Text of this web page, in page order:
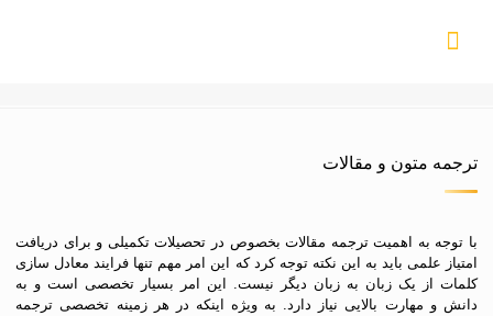
ترجمه متون و مقالات
با توجه به اهمیت ترجمه مقالات بخصوص در تحصیلات تکمیلی و برای دریافت
امتیاز علمی باید به این نکته توجه کرد که این امر مهم تنها فرایند معادل سازی
کلمات از یک زبان به زبان دیگر نیست. این امر بسیار تخصصی است و به
دانش و مهارت بالایی نیاز دارد. به ویژه اینکه در هر زمینه تخصصی ترجمه